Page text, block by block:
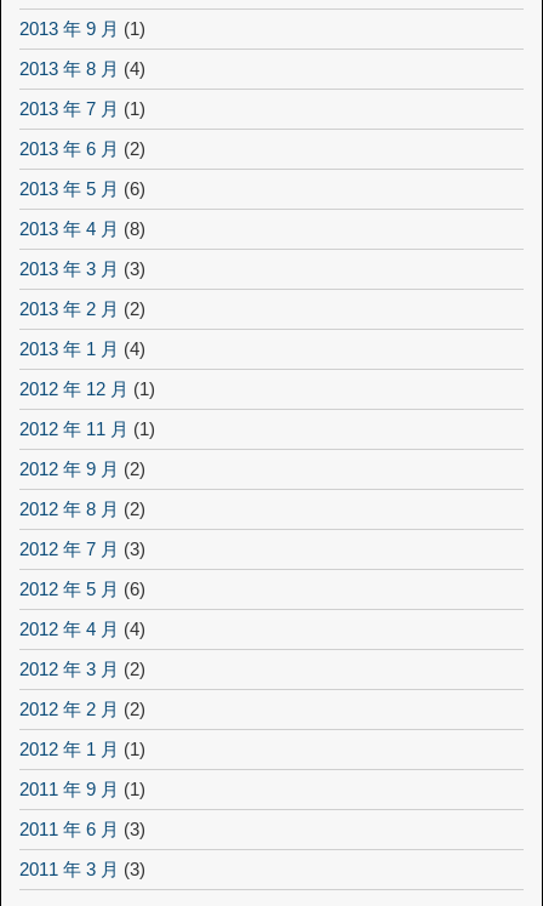
2013 年 9 月 (1)
2013 年 8 月 (4)
2013 年 7 月 (1)
2013 年 6 月 (2)
2013 年 5 月 (6)
2013 年 4 月 (8)
2013 年 3 月 (3)
2013 年 2 月 (2)
2013 年 1 月 (4)
2012 年 12 月 (1)
2012 年 11 月 (1)
2012 年 9 月 (2)
2012 年 8 月 (2)
2012 年 7 月 (3)
2012 年 5 月 (6)
2012 年 4 月 (4)
2012 年 3 月 (2)
2012 年 2 月 (2)
2012 年 1 月 (1)
2011 年 9 月 (1)
2011 年 6 月 (3)
2011 年 3 月 (3)